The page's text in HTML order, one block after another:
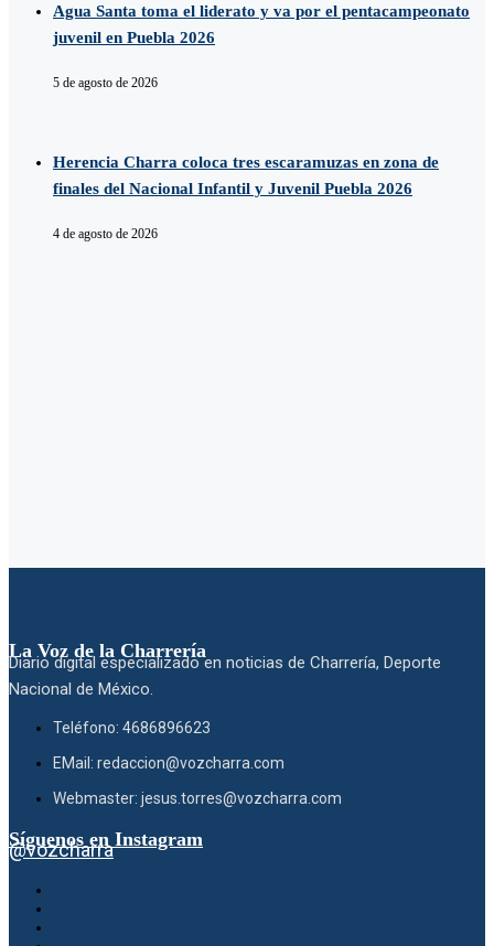
Agua Santa toma el liderato y va por el pentacampeonato
juvenil en Puebla 2026
5 de agosto de 2026
Herencia Charra coloca tres escaramuzas en zona de
finales del Nacional Infantil y Juvenil Puebla 2026
4 de agosto de 2026
La Voz de la Charrería
Diario digital especializado en noticias de Charrería, Deporte
Nacional de México.
Teléfono: 4686896623
EMail: redaccion@vozcharra.com
Webmaster: jesus.torres@vozcharra.com
Síguenos en Instagram
@vozcharra